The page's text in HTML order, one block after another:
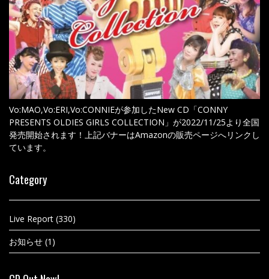
Vo:MAO,Vo:ERI,Vo:CONNIEが参加したNew CD「CONNY
PRESENTS OLDIES GIRLS COLLECTION」が2022/11/25より全国
発売開始されます！上記バナーはAmazonの販売ページへリンクし
ています。
Category
Live Report (330)
お知らせ (1)